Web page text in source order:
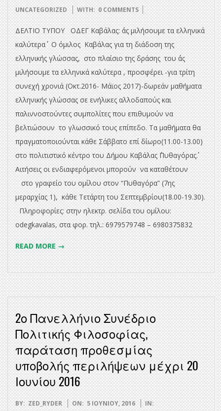
09-
12
UNCATEGORIZED
WITH: 0 COMMENTS
ΔΕΛΤΙΟ ΤΥΠΟΥ ΟΔΕΓ Καβάλας: ΄΄ας μιλήσουμε τα ελληνικά
καλύτερα΄΄ Ο όμιλος Καβάλας για τη διάδοση της
ελληνικής γλώσσας, στο πλαίσιο της δράσης του ΄΄ας
μιλήσουμε τα ελληνικά καλύτερα , προσφέρει -για τρίτη
συνεχή χρονιά (Οκτ.2016- Μάϊος 2017)-δωρεάν μαθήματα
ελληνικής γλώσσας σε ενήλικες αλλοδαπούς και
παλιννοστούντες συμπολίτες που επιθυμούν να
βελτιώσουν το γλωσσικό τους επίπεδο. Τα μαθήματα θα
πραγματοποιούνται κάθε Σάββατο επί δίωρο(11.00-13.00)
στο πολιτιστικό κέντρο του Δήμου Καβάλας ΄΄Πυθαγόρας΄΄.
Αιτήσεις οι ενδιαφερόμενοι μπορούν να καταθέτουν
στο γραφείο του ομίλου στον “Πυθαγόρα” (7ης
μεραρχίας 1), κάθε Τετάρτη του Σεπτεμβρίου(18.00-19.30).
Πληροφορίες: στην ηλεκτρ. σελίδα του ομίλου:
odegkavalas, στα φορ. τηλ.: 6979579748 – 6980375832
READ MORE →
2ο Πανελλήνιο Συνέδριο
Πολιτικής Φιλοσοφίας,
παράταση προθεσμίας
υποβολής περιλήψεων μέχρι 20
Ιουνίου 2016
2016-
BY: ZED_RYDER ON: 5 ΙΟΥΝΊΟΥ, 2016
IN: